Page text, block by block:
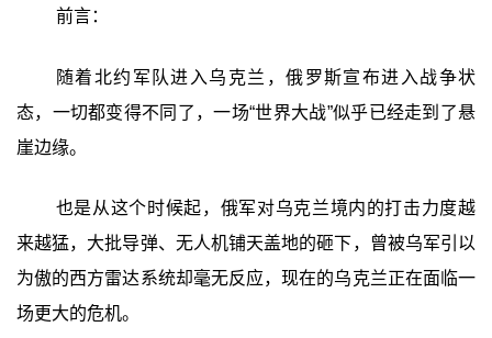
前言：
随着北约军队进入乌克兰，俄罗斯宣布进入战争状
态，一切都变得不同了，一场“世界大战”似乎已经走到了悬
崖边缘。
也是从这个时候起，俄军对乌克兰境内的打击力度越
来越猛，大批导弹、无人机铺天盖地的砸下，曾被乌军引以
为傲的西方雷达系统却毫无反应，现在的乌克兰正在面临一
场更大的危机。